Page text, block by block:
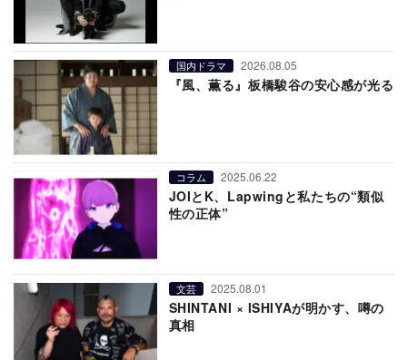
国内ドラマ 2026.08.05
『風、薫る』板橋駿谷の安心感が光る
コラム 2025.06.22
JOIとK、Lapwingと私たちの“類似
性の正体”
文芸 2025.08.01
SHINTANI × ISHIYAが明かす、噂の
真相